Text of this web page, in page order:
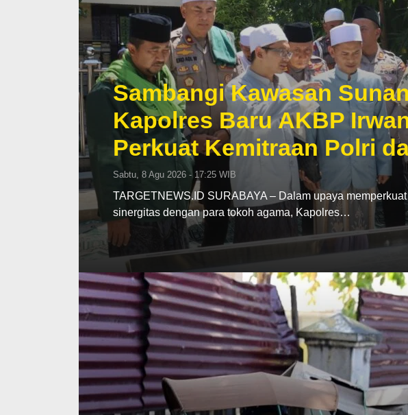
Sambangi Kawasan
Kapolres Baru AKBP
Perkuat Kemitraan Polri
Sabtu, 8 Agu 2026 - 17:25 WIB
TARGETNEWS.ID SURABAYA – Dalam upaya
sinergitas dengan para tokoh agama, Kapolres…